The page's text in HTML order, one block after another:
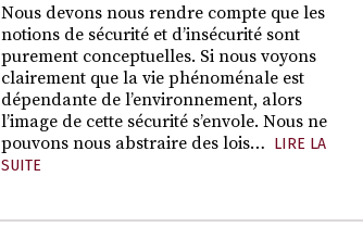
Nous devons nous rendre compte que les
notions de sécurité et d’insécurité sont
purement conceptuelles. Si nous voyons
clairement que la vie phénoménale est
dépendante de l’environnement, alors
l’image de cette sécurité s’envole. Nous ne
pouvons nous abstraire des lois… LIRE LA
SUITE